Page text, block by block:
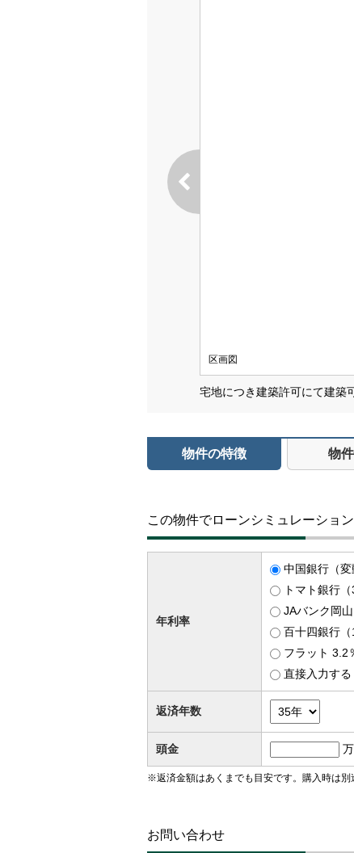
区画図
宅地につき建築許可にて建築
物件の特徴 物
この物件でローンシミュレーショ
年利率
中国銀行（変
トマト銀行
JAバンク岡
百十四銀行（
フラット 3.2
直接入力する
返済年数
頭金
※返済金額はあくまでも目安です。購入時は別
お問い合わせ